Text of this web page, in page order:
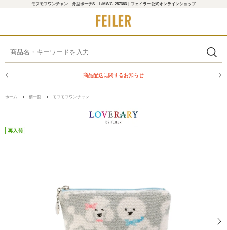
モフモフワンチャン 舟型ポーチS L/MWC-257363｜フェイラー公式オンラインショップ
商品配送に関するお知らせ
ホーム > 柄一覧 > モフモフワンチャン